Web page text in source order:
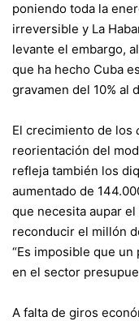
poniendo toda la
irreversible y La
levante el embargo,
que ha hecho Cuba
gravamen del 10% al
El crecimiento de los
reorientación del
refleja también los
aumentado de
que necesita aupar
reconducir el millón
“Es imposible que
en el sector
A falta de giros